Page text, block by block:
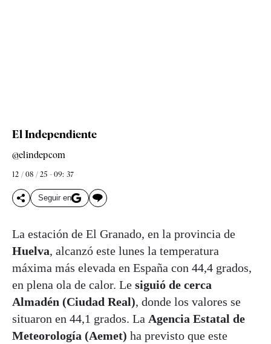
El Independiente
@elindepcom
12 / 08 / 25 - 09: 37
Seguir en
La estación de El Granado, en la provincia de
Huelva, alcanzó este lunes la temperatura
máxima más elevada en España con 44,4 grados,
en plena ola de calor. Le siguió de cerca
Almadén (Ciudad Real), donde los valores se
situaron en 44,1 grados. La Agencia Estatal de
Meteorología (Aemet) ha previsto que este